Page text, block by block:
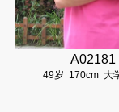
A02181
49岁 170cm 大